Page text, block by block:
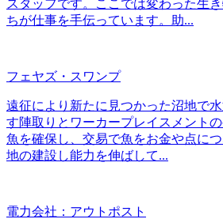
スタッフです。ここでは変わった生
ちが仕事を手伝っています。助...
フェヤズ・スワンプ
遠征により新たに見つかった沼地で
す陣取りとワーカープレイスメント
魚を確保し、交易で魚をお金や点に
地の建設し能力を伸ばして...
電力会社：アウトポスト